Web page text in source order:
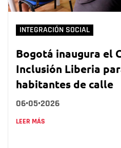
INTEGRACIÓN SOCIAL
Bogotá inaugura el
Inclusión Liberia
habitantes de calle
06•05•2026
LEER MÁS